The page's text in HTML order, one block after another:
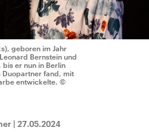
geboren im Jahr
Bernstein und
er nun in Berlin
Duopartner fand, mit
entwickelte. ©
| 27.05.2024